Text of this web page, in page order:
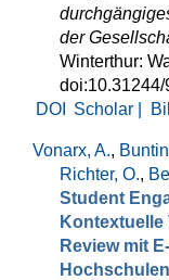
der
Winterthur:
DOI
Scholar |
Vonarx, A.,
Richter, O.,
Student
Review mit
Hochschulen